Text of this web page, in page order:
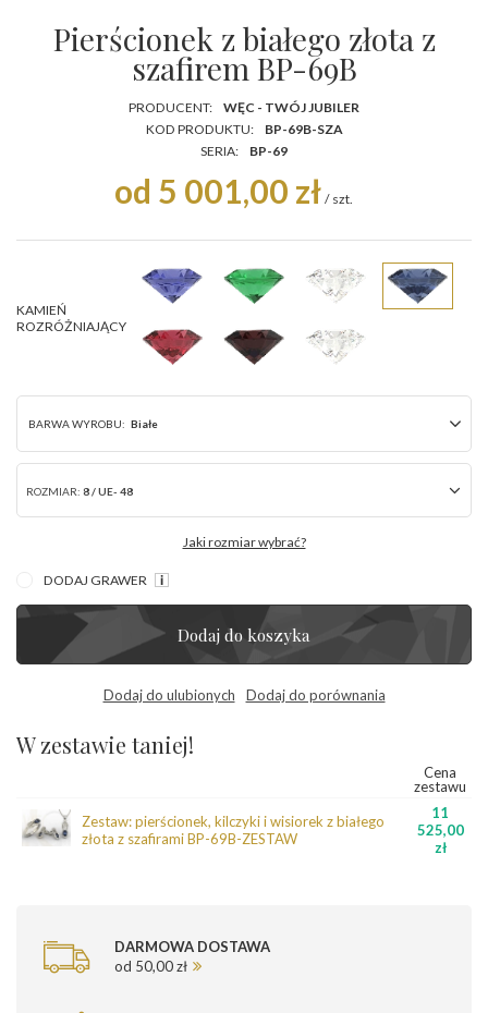
Pierścionek z białego złota z
szafirem BP-69B
PRODUCENT:
WĘC - TWÓJ JUBILER
KOD PRODUKTU:
BP-69B-SZA
SERIA:
BP-69
od 5 001,00 zł / szt.
KAMIEŃ
ROZRÓŻNIAJĄCY
BARWA WYROBU: Białe
ROZMIAR: 8 / UE- 48
Jaki rozmiar wybrać?
DODAJ GRAWER
Dodaj do koszyka
Dodaj do ulubionych Dodaj do porównania
W zestawie taniej!
Cena
zestawu
Zestaw: pierścionek, kilczyki i wisiorek z białego
złota z szafirami BP-69B-ZESTAW
11
525,00
zł
DARMOWA DOSTAWA
od 50,00 zł